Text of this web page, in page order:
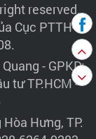
reserved.
Cục PTTH-
- GPKD:
tư TP.HCM -
Hưng, TP.